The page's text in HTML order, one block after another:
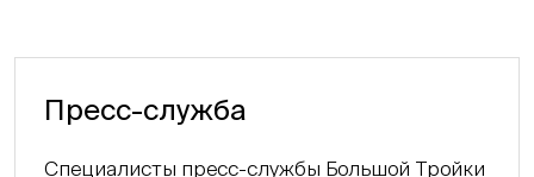
Пресс-служба
Специалисты пресс-службы Большой Тройки